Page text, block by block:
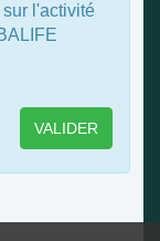
l'activité